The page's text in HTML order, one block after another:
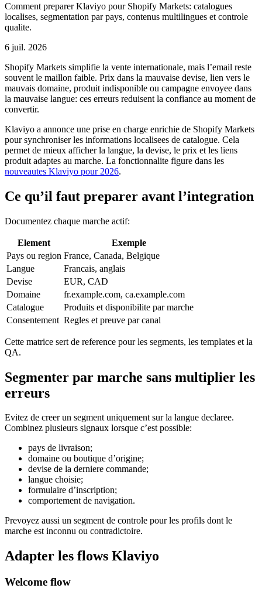
Comment preparer Klaviyo pour Shopify Markets: catalogues
localises, segmentation par pays, contenus multilingues et controle
qualite.
6 juil. 2026
Shopify Markets simplifie la vente internationale, mais l’email reste
souvent le maillon faible. Prix dans la mauvaise devise, lien vers le
mauvais domaine, produit indisponible ou campagne envoyee dans
la mauvaise langue: ces erreurs reduisent la confiance au moment de
convertir.
Klaviyo a annonce une prise en charge enrichie de Shopify Markets
pour synchroniser les informations localisees de catalogue. Cela
permet de mieux afficher la langue, la devise, le prix et les liens
produit adaptes au marche. La fonctionnalite figure dans les
nouveautes Klaviyo pour 2026.
Ce qu’il faut preparer avant l’integration
Documentez chaque marche actif:
Element
Exemple
Pays ou region France, Canada, Belgique
Langue
Francais, anglais
Devise
EUR, CAD
Domaine
fr.example.com, ca.example.com
Catalogue
Produits et disponibilite par marche
Consentement Regles et preuve par canal
Cette matrice sert de reference pour les segments, les templates et la
QA.
Segmenter par marche sans multiplier les
erreurs
Evitez de creer un segment uniquement sur la langue declaree.
Combinez plusieurs signaux lorsque c’est possible:
pays de livraison;
domaine ou boutique d’origine;
devise de la derniere commande;
langue choisie;
formulaire d’inscription;
comportement de navigation.
Prevoyez aussi un segment de controle pour les profils dont le
marche est inconnu ou contradictoire.
Adapter les flows Klaviyo
Welcome flow